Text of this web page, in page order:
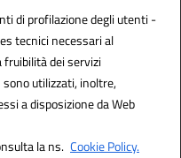
di profilazione degli utenti -
tecnici necessari al
dei servizi
utilizzati, inoltre,
a disposizione da Web
la ns. Cookie Policy.
(IPA): istsc_rmic8b900g
Solution S.r.l.